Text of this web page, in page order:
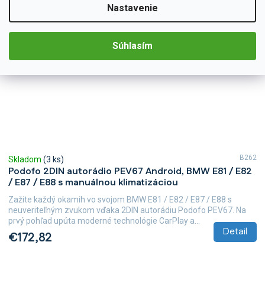
Nastavenie
Súhlasím
Podofo 2DIN autorádio PEV67 Android, BMW E81 / E82
/ E87 / E88 s manuálnou klimatizáciou
Skladom (3 ks)
€172,82 Detail
Zažite každý okamih vo svojom BMW E81 / E82 / E87 / E88 s
neuveriteľným zvukom vďaka 2DIN autorádiu Podofo PEV67. Na
prvý pohľad upúta moderné technológie CarPlay a...
B262